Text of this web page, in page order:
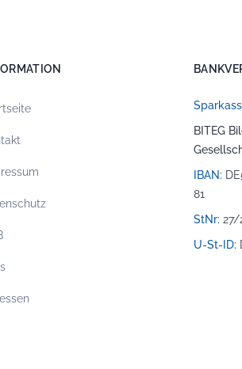
BITEG
IBAN:
81
StNr: 27/
U-St-ID: